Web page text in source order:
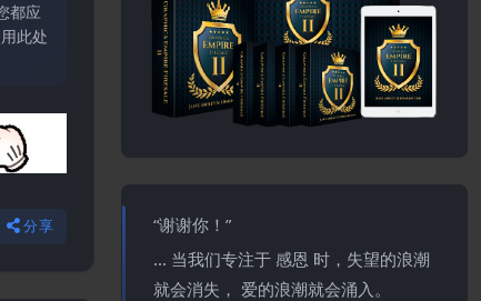
都应
此处
分享
“谢谢你！”
… 当我们专注于 感恩 时，失望的浪潮
就会消失， 爱的浪潮就会涌入。